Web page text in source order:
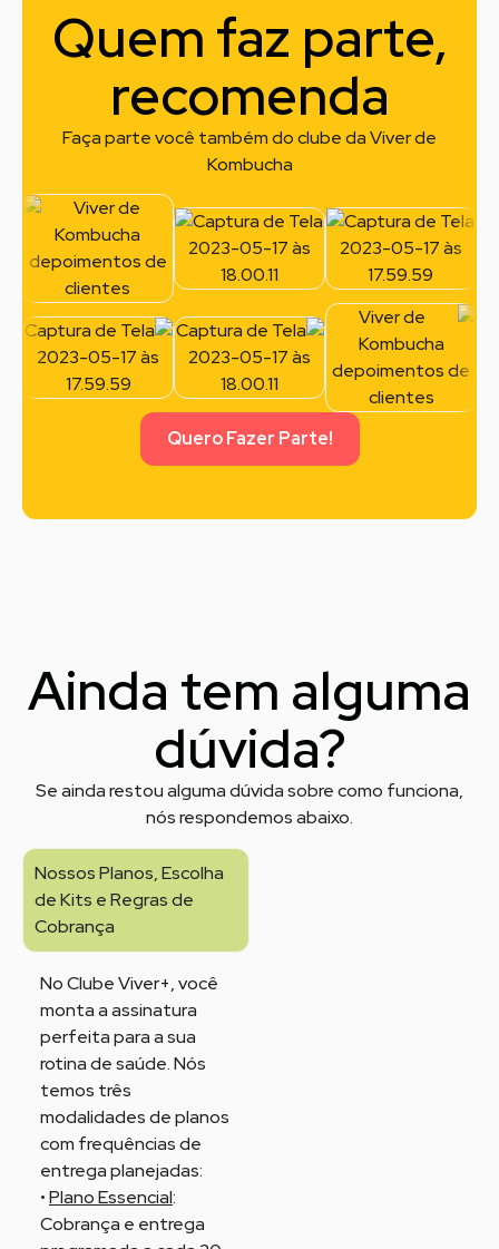
Quem faz parte,
recomenda
Faça parte você também do clube da Viver de
Kombucha
Quero Fazer Parte!
Ainda tem alguma
dúvida?
Se ainda restou alguma dúvida sobre como funciona,
nós respondemos abaixo.
Nossos Planos, Escolha
de Kits e Regras de
Cobrança
No Clube Viver+, você
monta a assinatura
perfeita para a sua
rotina de saúde. Nós
temos três
modalidades de planos
com frequências de
entrega planejadas:
•Plano Essencial:
Cobrança e entrega